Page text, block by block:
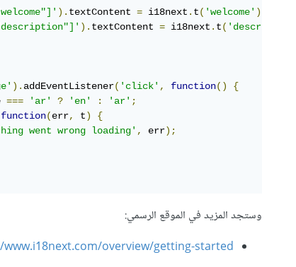
). textContent = i18next . t( 'welcome' );
). textContent = i18next . t( 'description'
). addEventListener( 'click' , function()
{
=== 'ar' ? 'en' : 'ar' ;
function(err, t)
{
went wrong loading' , err);
وستجد المزيد في الموقع الرسمي:
overview/getting-started